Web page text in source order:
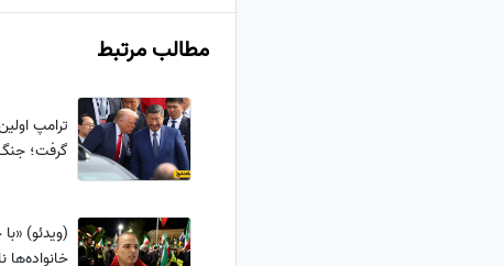
مطالب مرتبط
ترامپ
گرفت؛
(ویدئو)
خانواده‌ها